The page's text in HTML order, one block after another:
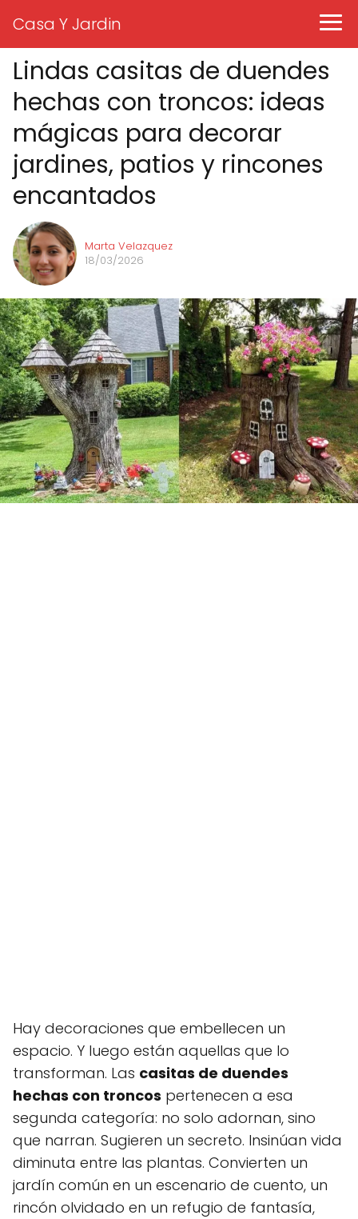
Casa Y Jardin
Lindas casitas de duendes
hechas con troncos: ideas
mágicas para decorar
jardines, patios y rincones
encantados
Marta Velazquez
18/03/2026
Hay decoraciones que embellecen un
espacio. Y luego están aquellas que lo
transforman. Las casitas de duendes
hechas con troncos pertenecen a esa
segunda categoría: no solo adornan, sino
que narran. Sugieren un secreto. Insinúan vida
diminuta entre las plantas. Convierten un
jardín común en un escenario de cuento, un
rincón olvidado en un refugio de fantasía,